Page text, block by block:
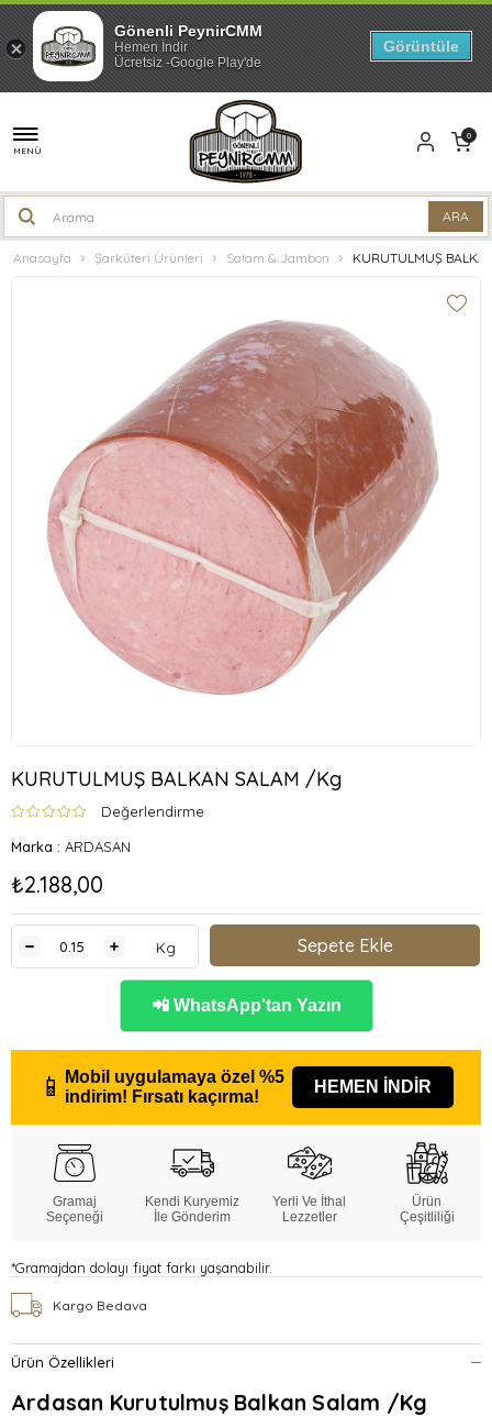
MENÜ
0
Anasayfa Şarküteri Ürünleri Salam & Jambon KURUTULMUŞ
KURUTULMUŞ BALKAN SALAM /Kg
Değerlendirme
Marka : ARDASAN
₺2.188,00
Kg
📲 WhatsApp'tan Yazın
📱 Mobil uygulamaya özel %5
indirim! Fırsatı kaçırma!
HEMEN İNDİR
Gramaj
Seçeneği
Kendi Kuryemiz
İle Gönderim
Yerli Ve İthal
Lezzetler
Ürün
Çeşitliliği
*Gramajdan dolayı fiyat farkı yaşanabilir.
Kargo Bedava
Ürün Özellikleri
Ardasan Kurutulmuş Balkan Salam /Kg
Gönenli PeynirCMM
Hemen İndir
Ücretsiz -Google Play'de
Görüntüle